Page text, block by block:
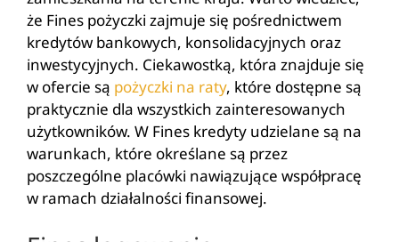
że Fines pożyczki zajmuje się pośrednictwem
kredytów bankowych, konsolidacyjnych oraz
inwestycyjnych. Ciekawostką, która znajduje się
w ofercie są pożyczki na raty, które dostępne są
praktycznie dla wszystkich zainteresowanych
użytkowników. W Fines kredyty udzielane są na
warunkach, które określane są przez
poszczególne placówki nawiązujące współpracę
w ramach działalności finansowej.